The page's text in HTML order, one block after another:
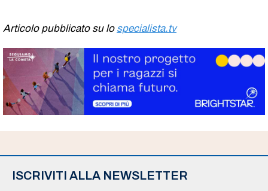
Articolo pubblicato su lo specialista.tv
ISCRIVITI ALLA NEWSLETTER